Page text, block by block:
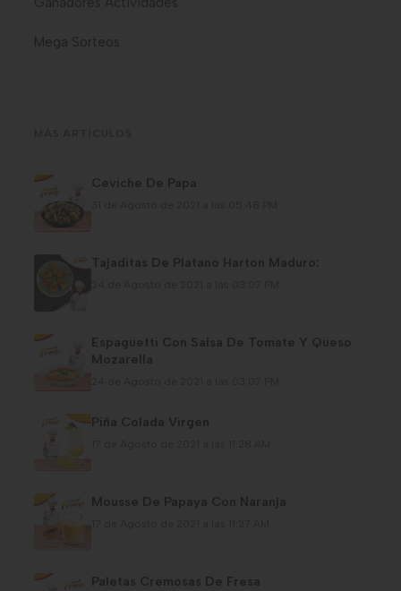
Mega Sorteos
Ceviche De Papa
Tajaditas De Platano Harton Maduro:
Espaguetti Con Salsa De Tomate Y Queso
Mozarella
Piña Colada Virgen
Mousse De Papaya Con Naranja
Paletas Cremosas De Fresa